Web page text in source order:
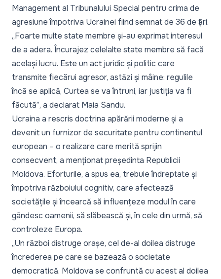
Management al Tribunalului Special pentru crima de
agresiune împotriva Ucrainei fiind semnat de 36 de țări.
„Foarte multe state membre și-au exprimat interesul
de a adera. Încurajez celelalte state membre să facă
același lucru. Este un act juridic și politic care
transmite fiecărui agresor, astăzi și mâine: regulile
încă se aplică, Curtea se va întruni, iar justiția va fi
făcută”, a declarat Maia Sandu.
Ucraina a rescris doctrina apărării moderne și a
devenit un furnizor de securitate pentru continentul
european – o realizare care merită sprijin
consecvent, a menționat președinta Republicii
Moldova. Eforturile, a spus ea, trebuie îndreptate și
împotriva războiului cognitiv, care afectează
societățile și încearcă să influențeze modul în care
gândesc oamenii, să slăbească și, în cele din urmă, să
controleze Europa.
„Un război distruge orașe, cel de-al doilea distruge
încrederea pe care se bazează o societate
democratică. Moldova se confruntă cu acest al doilea